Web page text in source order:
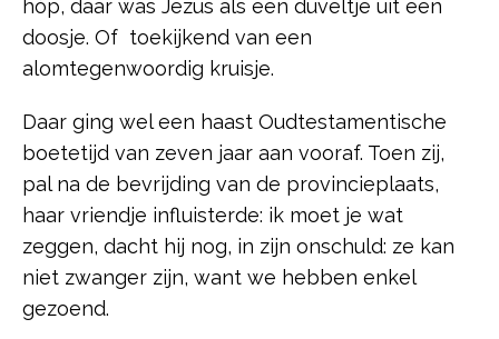
hóp, daar was Jezus als een duveltje uit een
doosje. Of toekijkend van een
alomtegenwoordig kruisje.
Daar ging wel een haast Oudtestamentische
boetetijd van zeven jaar aan vooraf. Toen zij,
pal na de bevrijding van de provincieplaats,
haar vriendje influisterde: ik moet je wat
zeggen, dacht hij nog, in zijn onschuld: ze kan
niet zwanger zijn, want we hebben enkel
gezoend.